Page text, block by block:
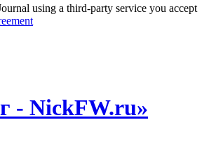
using a third-party service you accept
- NickFW.ru»